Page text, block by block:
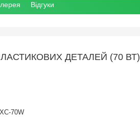
Відгуки
ДЕТАЛЕЙ (70 ВТ)
XC-70W